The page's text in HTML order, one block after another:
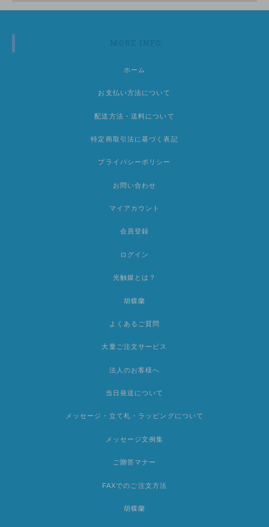
MORE INFO
ホーム
お支払い方法について
配送方法・送料について
特定商取引法に基づく表記
プライバシーポリシー
お問い合わせ
マイアカウント
会員登録
ログイン
光触媒とは？
胡蝶蘭
よくあるご質問
大量ご注文サービス
法人のお客様へ
当日発送について
メッセージ・立て札・ラッピングについて
メッセージ文例集
ご贈答マナー
FAXでのご注文方法
胡蝶蘭